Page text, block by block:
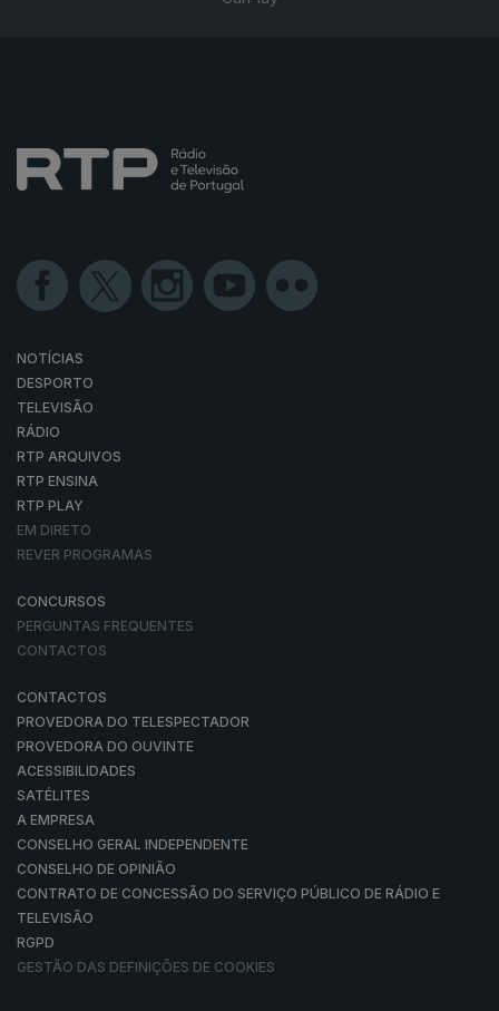
NOTÍCIAS
DESPORTO
TELEVISÃO
RÁDIO
RTP ARQUIVOS
RTP ENSINA
RTP PLAY
EM DIRETO
REVER PROGRAMAS
CONCURSOS
PERGUNTAS FREQUENTES
CONTACTOS
CONTACTOS
PROVEDORA DO TELESPECTADOR
PROVEDORA DO OUVINTE
ACESSIBILIDADES
SATÉLITES
A EMPRESA
CONSELHO GERAL INDEPENDENTE
CONSELHO DE OPINIÃO
CONTRATO DE CONCESSÃO DO SERVIÇO PÚBLICO DE RÁDIO E
TELEVISÃO
RGPD
GESTÃO DAS DEFINIÇÕES DE COOKIES